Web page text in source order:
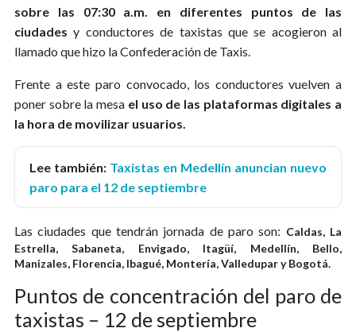
sobre las 07:30 a.m. en diferentes puntos de las
ciudadesy conductores de taxistas que se acogieron al
llamado que hizo la Confederación de Taxis.
Frente a este paro convocado, los conductores vuelven a
poner sobre la mesa el uso de las plataformas digitales a
la hora de movilizar usuarios.
Lee también: Taxistas en Medellín anuncian nuevo
paro para el 12 de septiembre
Las ciudades que tendrán jornada de paro son: Caldas, La
Estrella, Sabaneta, Envigado, Itagüí, Medellín, Bello,
Manizales, Florencia, Ibagué, Montería, Valledupar y Bogotá.
Puntos de concentración del paro de
taxistas – 12 de septiembre